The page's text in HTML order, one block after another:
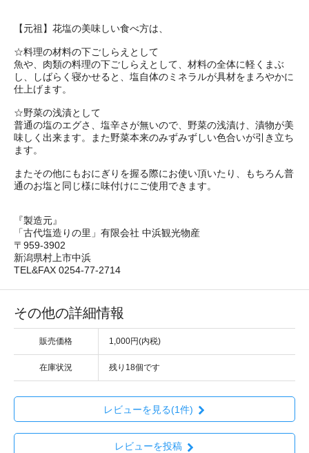
【元祖】花塩の美味しい食べ方は、
☆料理の材料の下ごしらえとして
魚や、肉類の料理の下ごしらえとして、材料の全体に軽くまぶ
し、しばらく寝かせると、塩自体のミネラルが具材をまろやかに
仕上げます。
☆野菜の浅漬として
普通の塩のエグさ、塩辛さが無いので、野菜の浅漬け、漬物が美
味しく出来ます。また野菜本来のみずみずしい色合いが引き立ち
ます。
またその他にもおにぎりを握る際にお使い頂いたり、もちろん普
通のお塩と同じ様に味付けにご使用できます。
『製造元』
「古代塩造りの里」有限会社 中浜観光物産
〒959-3902
新潟県村上市中浜
TEL&FAX 0254-77-2714
その他の詳細情報
販売価格 1,000円(内税)
在庫状況 残り18個です
レビューを見る(1件)
レビューを投稿